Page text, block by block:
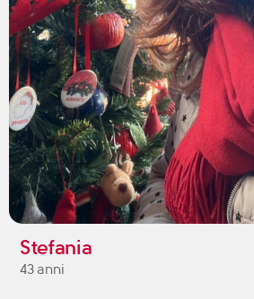
Stefania
43 anni